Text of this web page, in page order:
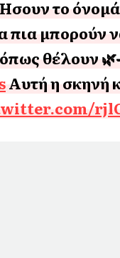
το
πια μπορούν
θέλουν
Αυτή η σκηνή